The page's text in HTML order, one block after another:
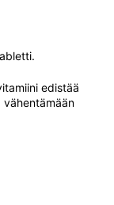
edistää
vähentämään